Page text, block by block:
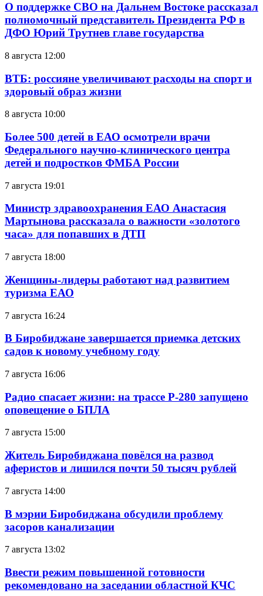
О поддержке СВО на Дальнем Востоке рассказал
полномочный представитель Президента РФ в
ДФО Юрий Трутнев главе государства
8 августа 12:00
ВТБ: россияне увеличивают расходы на спорт и
здоровый образ жизни
8 августа 10:00
Более 500 детей в ЕАО осмотрели врачи
Федерального научно-клинического центра
детей и подростков ФМБА России
7 августа 19:01
Министр здравоохранения ЕАО Анастасия
Мартынова рассказала о важности «золотого
часа» для попавших в ДТП
7 августа 18:00
Женщины-лидеры работают над развитием
туризма ЕАО
7 августа 16:24
В Биробиджане завершается приемка детских
садов к новому учебному году
7 августа 16:06
Радио спасает жизни: на трассе Р-280 запущено
оповещение о БПЛА
7 августа 15:00
Житель Биробиджана повёлся на развод
аферистов и лишился почти 50 тысяч рублей
7 августа 14:00
В мэрии Биробиджана обсудили проблему
засоров канализации
7 августа 13:02
Ввести режим повышенной готовности
рекомендовано на заседании областной КЧС